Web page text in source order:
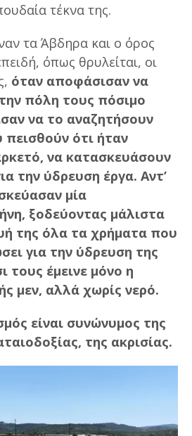
τέκνα της.
τα Άβδηρα και ο όρος
όπως θρυλείται, οι
όταν αποφάσισαν να
πόλη τους πόσιμο
να το αναζητήσουν
ότι ήταν
να κατασκευάσουν
την ύδρευση έργα. Αντ’
μία
ξοδεύοντας μάλιστα
της όλα τα χρήματα που
για την ύδρευση της
τους έμεινε μόνο η
μεν, αλλά χωρίς νερό.
είναι συνώνυμος της
της ακρισίας.